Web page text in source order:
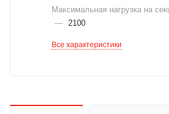
Максимальная нагрузка на
— 2100
Все характеристики